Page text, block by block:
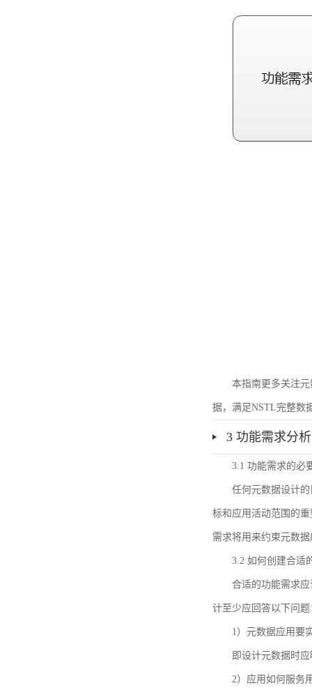
本指南更多关注
据，满足NSTL完整数
3 功能需求分析
3.1 功能需求的必
任何元数据设计
标和应用活动范围的
需求将用来约束元数
3.2 如何创建合适
合适的功能需求
计至少应回答以下问题
1）元数据应用要
即设计元数据时
2）应用如何服务